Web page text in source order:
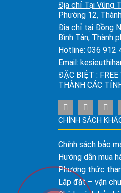
Địa chỉ Tại Vũng
Phường 12,
Địa chỉ tại Đồng
Bình Tân, Thành
Hotline: 036 912
Email:
ĐẶC BIỆT :
THÀNH CÁC
CHÍNH SÁCH
Chính sách bảo
Hướng dẫn mua
Phương thức
Lắp đặt – vận